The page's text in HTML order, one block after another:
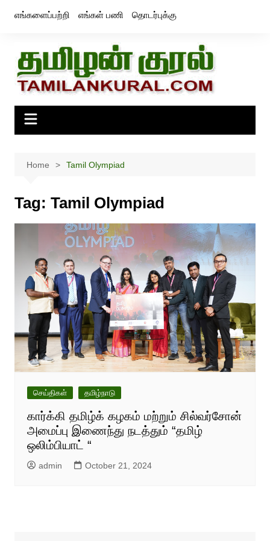
எங்களைப்பற்றி எங்கள் பணி தொடர்புக்கு
Home Tamil Olympiad
Tag: Tamil Olympiad
செய்திகள் தமிழ்நாடு
கார்க்கி தமிழ்க் கழகம் மற்றும் சில்வர்சோன்
அமைப்பு இணைந்து நடத்தும் “தமிழ்
ஒலிம்பியாட் “
admin October 21, 2024